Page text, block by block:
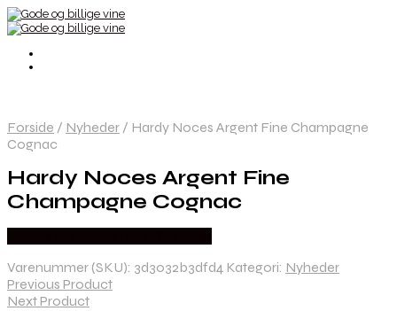
Forside / Nyheder / Hardy Noces Argent Fine Champagne
Cognac
Hardy Noces Argent Fine
Champagne Cognac
Varenummer (SKU): 3d3032b3dfd4 Kategori: Nyheder
Previous Product
Next Product